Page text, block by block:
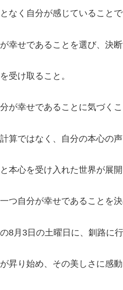
なく自分が感じていること
幸せであることを選び、決断
受け取ること。
が幸せであることに気づくこ
算ではなく、自分の本心の声
本心を受け入れた世界が展開
つ自分が幸せであることを
8月3日の土曜日に、釧路に
昇り始め、その美しさに感